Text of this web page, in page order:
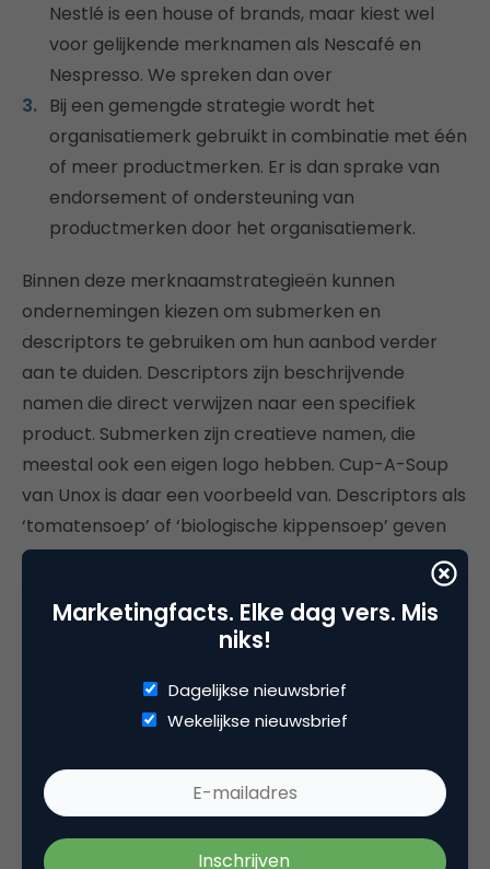
Nestlé is een house of brands, maar kiest wel
voor gelijkende merknamen als Nescafé en
Nespresso. We spreken dan over
Bij een gemengde strategie wordt het
organisatiemerk gebruikt in combinatie met één
of meer productmerken. Er is dan sprake van
endorsement of ondersteuning van
productmerken door het organisatiemerk.
Binnen deze merknaamstrategieën kunnen
ondernemingen kiezen om submerken en
descriptors te gebruiken om hun aanbod verder
aan te duiden. Descriptors zijn beschrijvende
namen die direct verwijzen naar een specifiek
product. Submerken zijn creatieve namen, die
meestal ook een eigen logo hebben. Cup-A-Soup
van Unox is daar een voorbeeld van. Descriptors als
‘tomatensoep’ of ‘biologische kippensoep’ geven
aan om welke productvariant het gaat.
Er is geen succesformule voor het kiezen van een
merknaamstrategie. Wel zijn er een aantal
is efficiënter, maar kent wel een groter risico op
verzwakking van merkassociaties als steeds meer
gevoerd. Een multimerkstrategie vergt hogere
investeringen, maar geeft wel meer flexibiliteit om
kopers in verschillende categorieën aan te
Marketingfacts. Elke dag vers. Mis
niks!
Dagelijkse nieuwsbrief
Wekelijkse nieuwsbrief